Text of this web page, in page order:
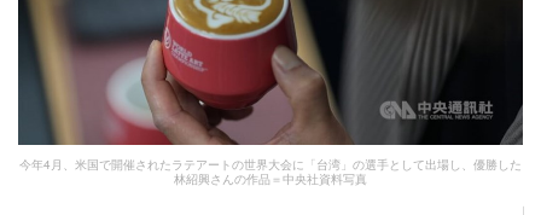
今年4月、米国で開催されたラテアートの世界大会に「台湾」の選手として出場し、優勝した
林紹興さんの作品＝中央社資料写真